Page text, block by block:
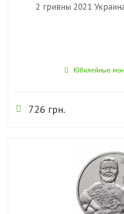
2 гривны 2021
Юбилейные
726 грн.